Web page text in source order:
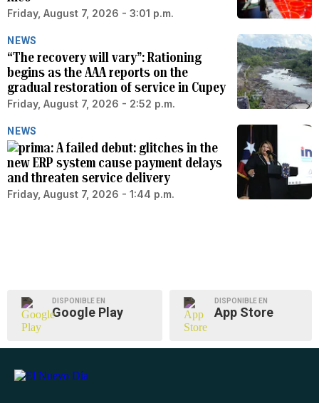
Friday, August 7, 2026 - 3:01 p.m.
NEWS
“The recovery will vary”: Rationing
begins as the AAA reports on the
gradual restoration of service in Cupey
Friday, August 7, 2026 - 2:52 p.m.
NEWS
A failed debut: glitches in the
new ERP system cause payment delays
and threaten service delivery
Friday, August 7, 2026 - 1:44 p.m.
DISPONIBLE EN
Google Play
DISPONIBLE EN
App Store